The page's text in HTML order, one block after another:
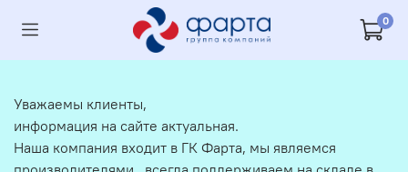
0
Уважаемы клиенты,
информация на сайте актуальная.
Наша компания входит в ГК Фарта, мы являемся